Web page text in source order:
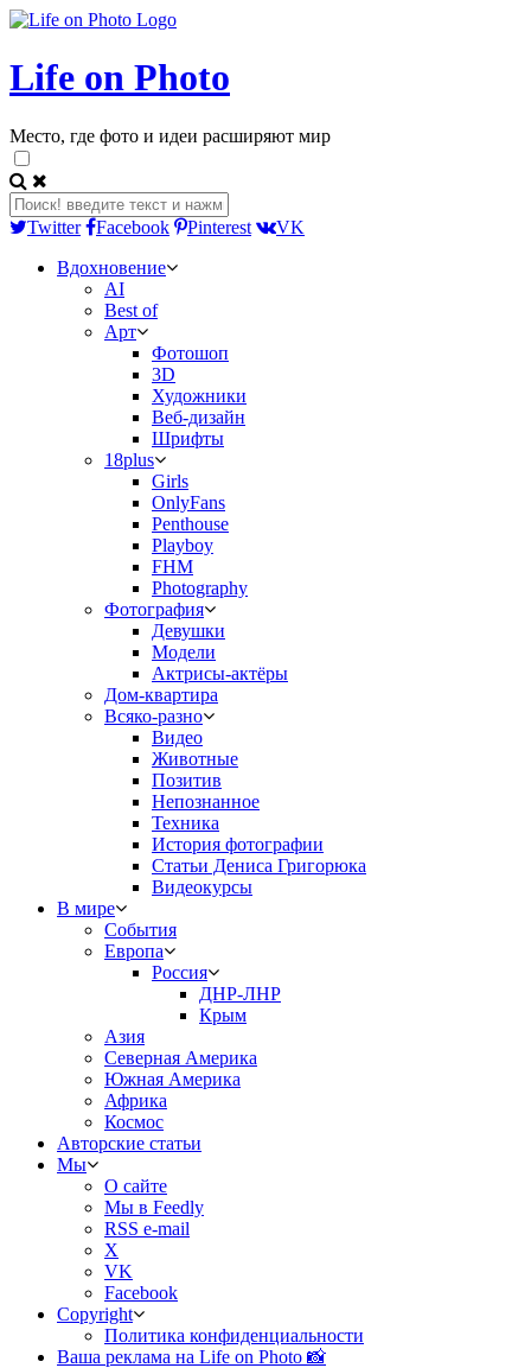
Life on Photo
Место, где фото и идеи расширяют мир
Twitter Facebook Pinterest
VK
Вдохновение
AI
Best of
Арт
Фотошоп
3D
Художники
Веб-дизайн
Шрифты
18plus
Girls
OnlyFans
Penthouse
Playboy
FHM
Photography
Фотография
Девушки
Модели
Актрисы-актёры
Дом-квартира
Всяко-разно
Видео
Животные
Позитив
Непознанное
Техника
История фотографии
Статьи Дениса Григорюка
Видеокурсы
В мире
События
Европа
Россия
ДНР-ЛНР
Крым
Азия
Северная Америка
Южная Америка
Африка
Космос
Авторские статьи
Мы
О сайте
Мы в Feedly
RSS e-mail
X
VK
Facebook
Copyright
Политика конфиденциальности
Ваша реклама на Life on Photo 📸